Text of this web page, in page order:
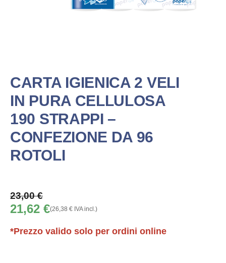
CARTA IGIENICA 2 VELI
IN PURA CELLULOSA
190 STRAPPI –
CONFEZIONE DA 96
ROTOLI
23,00€
Il
originale
21,62 €
Il
attuale
(26,38 € IVA incl.)
*Prezzo valido solo per ordini online